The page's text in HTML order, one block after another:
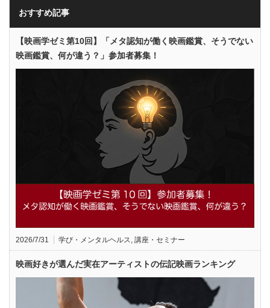
おすすめ記事
【映画学ゼミ第10回】「メタ認知が働く映画鑑賞、そうでない
映画鑑賞、何が違う？」参加者募集！
2026/7/31 学び・メンタルヘルス, 講座・セミナー
映画好きが選んだ実在アーティストの伝記映画ランキング